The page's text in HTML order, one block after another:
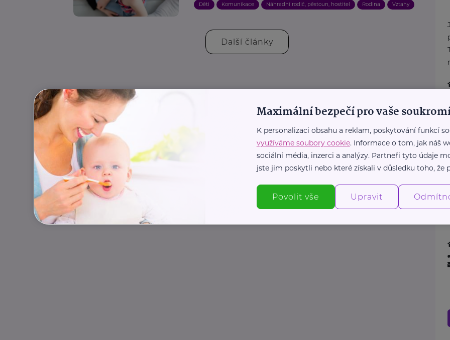
Děti Komunikace Náhradní rodič, pěstoun, hostitel Rodina Vztahy
Další články
Maximální bezpečí pro vaše
K personalizaci obsahu a reklam, poskytování funkcí
využíváme soubory cookie. Informace o tom, jak náš
sociální média, inzerci a analýzy. Partneři tyto údaje
jste jim poskytli nebo které získali v důsledku toho, že
Povolit vše Upravit